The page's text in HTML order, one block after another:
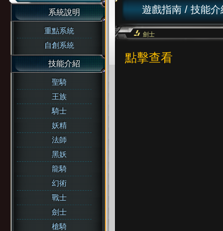
系統說明
重點系統
自創系統
技能介紹
聖騎
王族
騎士
妖精
法師
黑妖
龍騎
幻術
戰士
劍士
槍騎
遊戲指南 / 技能介
劍士
點擊查看